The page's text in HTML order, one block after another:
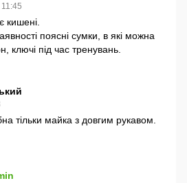
кишені.
поясні сумки, в які можна
ключі під час тренувань.
тільки майка з довгим рукавом.